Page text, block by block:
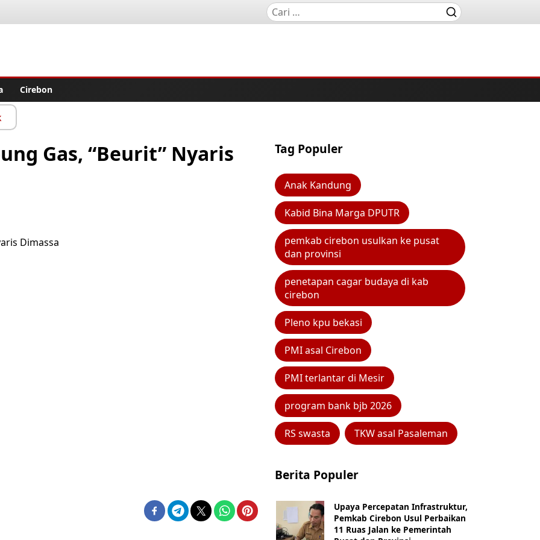
Cirebon
Gas, “Beurit” Nyaris
Tag Populer
Anak Kandung
Kabid Bina Marga DPUTR
pemkab cirebon usulkan ke pusat
dan provinsi
penetapan cagar budaya di kab
cirebon
Pleno kpu bekasi
PMI asal Cirebon
PMI terlantar di Mesir
program bank bjb 2026
RS swasta TKW asal Pasaleman
Berita Populer
Upaya Percepatan Infrastruktur,
Pemkab Cirebon Usul Perbaikan
11 Ruas Jalan ke Pemerintah